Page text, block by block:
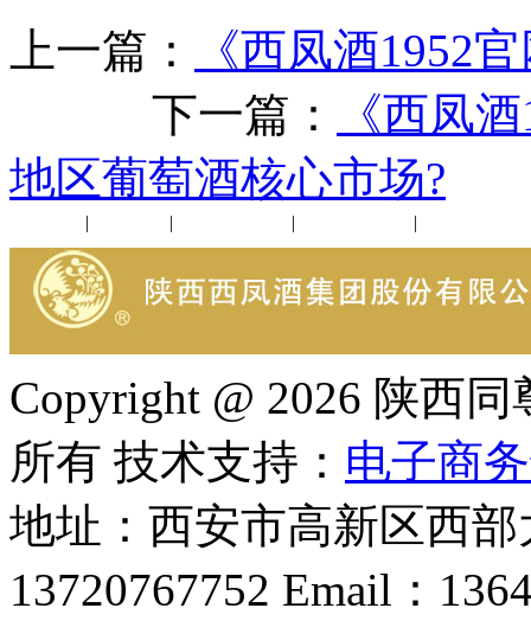
上一篇：
《西凤酒1952
下一篇：
《西凤
地区葡萄酒核心市场?
| | | |
Copyright @ 2026 陕西
所有 技术支持： 电子商
地址：西安市高新区西
13720767752 Email：